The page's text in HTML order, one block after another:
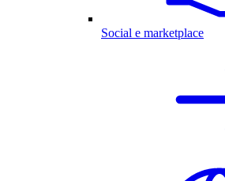
Social e marketplace